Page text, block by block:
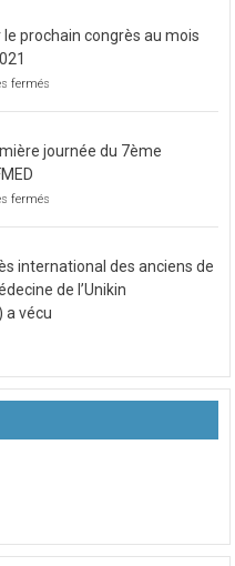
prochain congrès au mois
fermés
prochain
de
2021
journée du 7ème
fermés
première
journée
7ème
l’AFMED
international des anciens de
de l’Unikin
a vécu